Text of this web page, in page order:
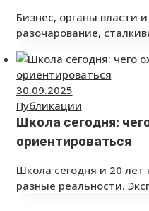
Бизнес, органы власти
разочарование,
30.09.2025
Публикации
Школа сегодня:
ориентироваться
Школа сегодня и 20
разные реальности.